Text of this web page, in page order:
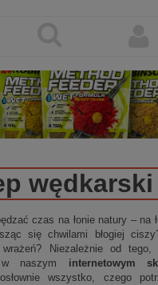
wędkarski
czas na łonie natury – na
się chwilami błogiej
wrażeń? Niezależnie od
w naszym internetowym
wszystko, czego